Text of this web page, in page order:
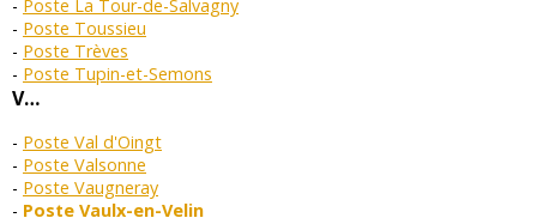
Poste La Tour-de-Salvagny
Poste Toussieu
Poste Trèves
Poste Tupin-et-Semons
V…
Poste Val d'Oingt
Poste Valsonne
Poste Vaugneray
Poste Vaulx-en-Velin